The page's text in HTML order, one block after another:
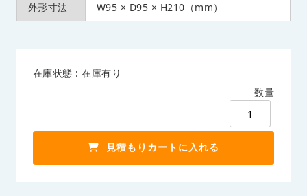
外形寸法 W95 × D95 × H210（mm）
在庫状態 : 在庫有り
数量